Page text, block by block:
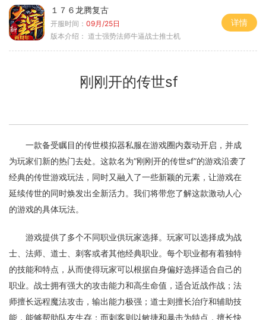
１７６龙腾复古
开服时间： 09月/25日
版本介绍： 道士强势法师牛逼战士推士机
详情
刚刚开的传世sf
一款备受瞩目的传世模拟器私服在游戏圈内轰动开启，并成
为玩家们新的热门去处。这款名为“刚刚开的传世sf”的游戏沿袭了
经典的传世游戏玩法，同时又融入了一些新颖的元素，让游戏在
延续传世的同时焕发出全新活力。我们将带您了解这款激动人心
的游戏的具体玩法。
游戏提供了多个不同职业供玩家选择。玩家可以选择成为战
士、法师、道士、刺客或者其他经典职业。每个职业都有着独特
的技能和特点，从而使得玩家可以根据自身偏好选择适合自己的
职业。战士拥有强大的攻击能力和高生命值，适合近战作战；法
师擅长远程魔法攻击，输出能力极强；道士则擅长治疗和辅助技
能，能够帮助队友生存；而刺客则以敏捷和暴击为特点，擅长快